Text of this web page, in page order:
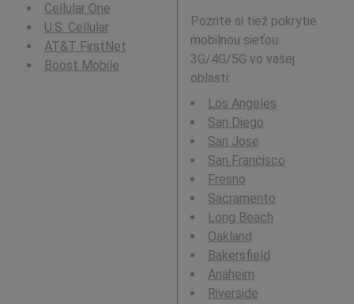
Cellular One
U.S. Cellular
AT&T FirstNet
Boost Mobile
Pozrite si tiež pokrytie
mobilnou sieťou
3G/4G/5G vo vašej
oblasti:
Los Angeles
San Diego
San Jose
San Francisco
Fresno
Sacramento
Long Beach
Oakland
Bakersfield
Anaheim
Riverside